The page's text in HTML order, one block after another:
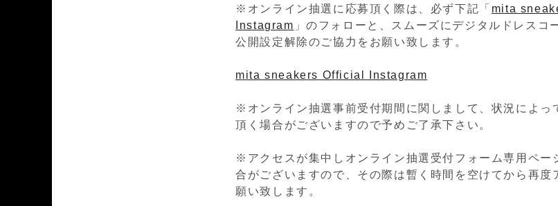
※オンライン抽選に応募頂く際は、必ず下記「 mita
Instagram 」のフォローと、スムーズにデジタルドレスコ
公開設定解除のご協力をお願い致します。
mita sneakers Official Instagram
※オンライン抽選事前受付期間に関しまして、状況によっ
頂く場合がございますので予めご了承下さい。
※アクセスが集中しオンライン抽選受付フォーム専用ペー
合がございますので、その際は暫く時間を空けてから再度
願い致します。